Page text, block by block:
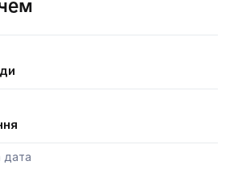
дата